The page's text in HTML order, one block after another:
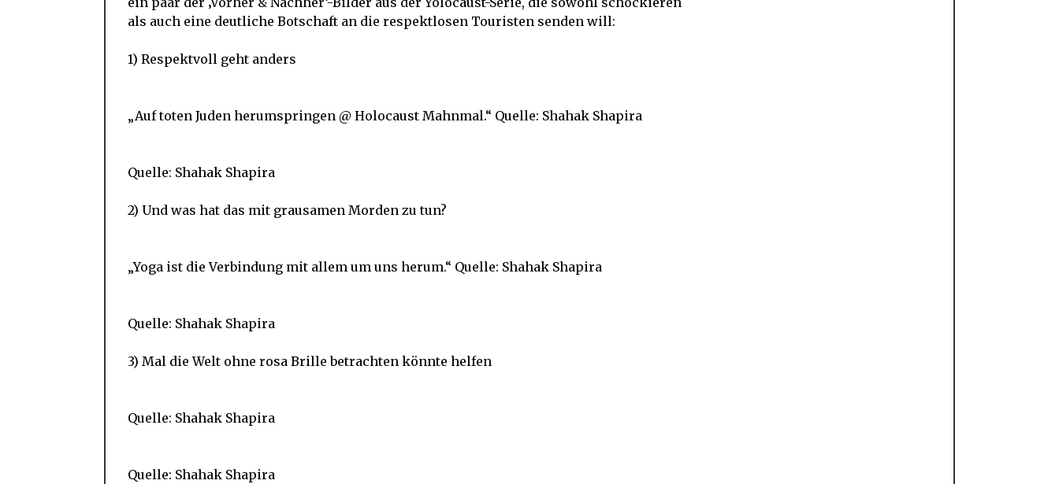
als auch eine deutliche Botschaft an die respektlosen Touristen senden will:
1) Respektvoll geht anders
„Auf toten Juden herumspringen @ Holocaust Mahnmal.“ Quelle: Shahak Shapira
Quelle: Shahak Shapira
2) Und was hat das mit grausamen Morden zu tun?
„Yoga ist die Verbindung mit allem um uns herum.“ Quelle: Shahak Shapira
Quelle: Shahak Shapira
3) Mal die Welt ohne rosa Brille betrachten könnte helfen
Quelle: Shahak Shapira
Quelle: Shahak Shapira